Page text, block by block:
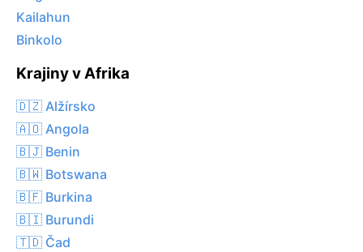
Kailahun
Binkolo
Krajiny v Afrika
🇩🇿 Alžírsko
🇦🇴 Angola
🇧🇯 Benin
🇧🇼 Botswana
🇧🇫 Burkina
🇧🇮 Burundi
🇹🇩 Čad